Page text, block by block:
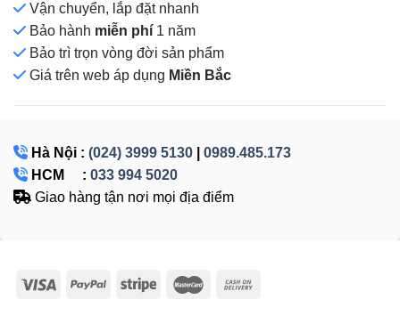
Vận chuyển, lắp đặt nhanh
Bảo hành miễn phí 1 năm
Bảo trì trọn vòng đời sản phẩm
Giá trên web áp dụng Miền Bắc
Hà Nội : (024) 3999 5130
0989.485.173
HCM : 033 994 5020
Giao hàng tận nơi mọi địa điểm